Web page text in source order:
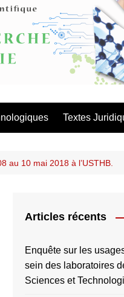
de
et
Textes
au 10 mai 2018 à l’USTHB.
Articles récents
Enquête sur les
sein des laboratoires
Sciences et